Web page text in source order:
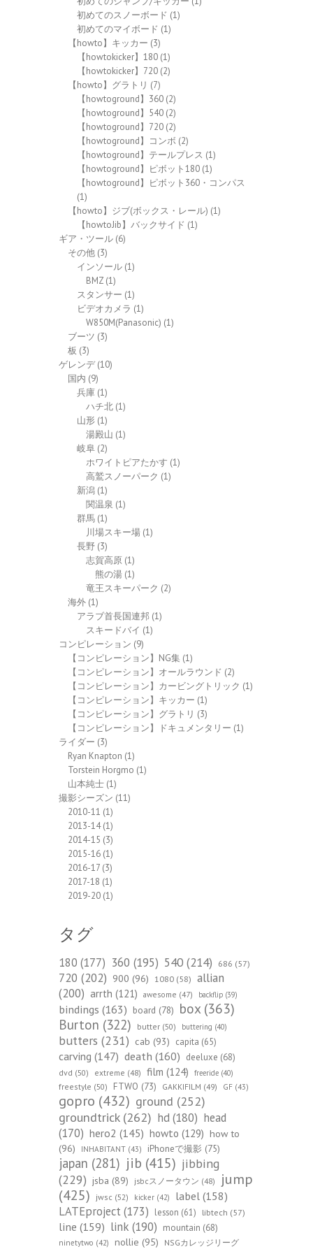
初めてのスノーボード (1)
初めてのマイボード (1)
【howto】キッカー (3)
【howtokicker】180 (1)
【howtokicker】720 (2)
【howto】グラトリ (7)
【howtoground】360 (2)
【howtoground】540 (2)
【howtoground】720 (2)
【howtoground】コンボ (2)
【howtoground】テールプレス (1)
【howtoground】ピボット180 (1)
【howtoground】ピボット360・コンパス
(1)
【howto】ジブ(ボックス・レール) (1)
【howtoJib】バックサイド (1)
ギア・ツール (6)
その他 (3)
インソール (1)
BMZ (1)
スタンサー (1)
ビデオカメラ (1)
W850M(Panasonic) (1)
ブーツ (3)
板 (3)
ゲレンデ(10)
国内 (9)
兵庫 (1)
ハチ北 (1)
山形 (1)
湯殿山 (1)
岐阜 (2)
ホワイトピアたかす (1)
高鷲スノーパーク (1)
新潟 (1)
関温泉 (1)
群馬 (1)
川場スキー場 (1)
長野 (3)
志賀高原 (1)
熊の湯 (1)
竜王スキーパーク (2)
海外 (1)
アラブ首長国連邦 (1)
スキードバイ (1)
コンピレーション (9)
【コンピレーション】NG集 (1)
【コンピレーション】オールラウンド (2)
【コンピレーション】カービングトリック (1)
【コンピレーション】キッカー (1)
【コンピレーション】グラトリ (3)
【コンピレーション】ドキュメンタリー (1)
ライダー (3)
Ryan Knapton (1)
Torstein Horgmo (1)
山本純士 (1)
撮影シーズン (11)
2010-11 (1)
2013-14(1)
2014-15 (3)
2015-16 (1)
2016-17 (3)
2017-18 (1)
2019-20 (1)
タグ
180 (177) 360 (195) 540 (214) 686 (57)
720 (202) 900 (96) 1080 (58) allian
(200) arrth (121) awesome (47) backflip (39)
bindings (163) board (78) box(363)
Burton (322) butter (50) buttering (40)
butters (231) cab (93) capita (65)
carving (147) death (160) deeluxe (68)
dvd (50) extreme (48) film (124) freeride (40)
freestyle (50) FTWO (73) GAKKIFILM (49) GF (43)
gopro (432) ground (252)
groundtrick(262) hd(180) head
(170) hero2 (145) howto (129) how to
(96)
INHABITANT (43) iPhoneで撮影 (75)
japan (281) jib (415) jibbing
(229) jsba (89) jsbcスノータウン (48)
jump
(425)
jwsc (52) kicker (42) label (158)
LATEproject(173) lesson (61) libtech (57)
line (159) link (190) mountain (68)
ninetytwo (42) nollie (95)
NSGカレッジリーグ